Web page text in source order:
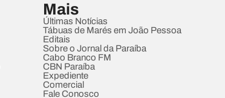
Mais
Últimas Notícias
Tábuas de Marés em João Pessoa
Editais
Sobre o Jornal da Paraíba
Cabo Branco FM
CBN Paraíba
Expediente
Comercial
Fale Conosco